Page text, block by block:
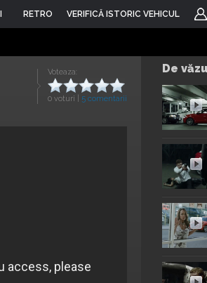
RETRO VERIFICĂ ISTORIC VEHICUL
Voteaza:
0 voturi 5 comentarii
De